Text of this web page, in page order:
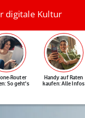
digitale Kultur
Router
So geht's
Handy auf Raten
kaufen: Alle Infos